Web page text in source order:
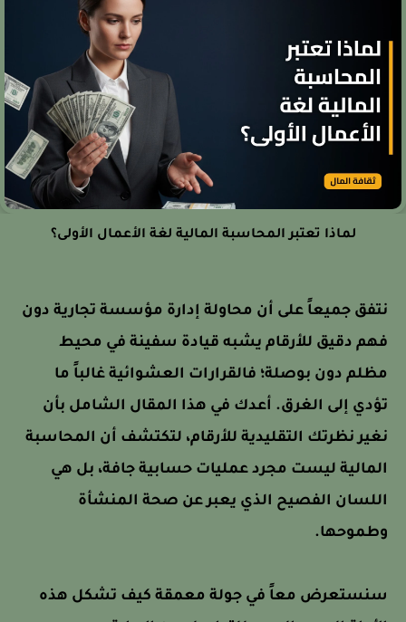
لماذا تعتبر المحاسبة المالية لغة الأعمال الأولى؟
نتفق جميعاً على أن محاولة إدارة مؤسسة تجارية دون
فهم دقيق للأرقام يشبه قيادة سفينة في محيط
مظلم دون بوصلة؛ فالقرارات العشوائية غالباً ما
تؤدي إلى الغرق. أعدك في هذا المقال الشامل بأن
نغير نظرتك التقليدية للأرقام، لتكتشف أن المحاسبة
المالية ليست مجرد عمليات حسابية جافة، بل هي
اللسان الفصيح الذي يعبر عن صحة المنشأة
وطموحها.
سنستعرض معاً في جولة معمقة كيف تشكل هذه